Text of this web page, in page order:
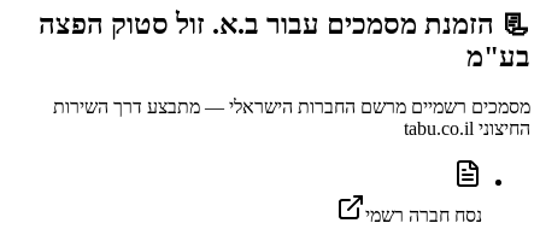
📃 הזמנת מסמכים עבור ב.א. זול סטוק הפצה
בע"מ
מסמכים רשמיים מרשם החברות הישראלי — מתבצע דרך השירות
החיצוני tabu.co.il
נסח חברה רשמי